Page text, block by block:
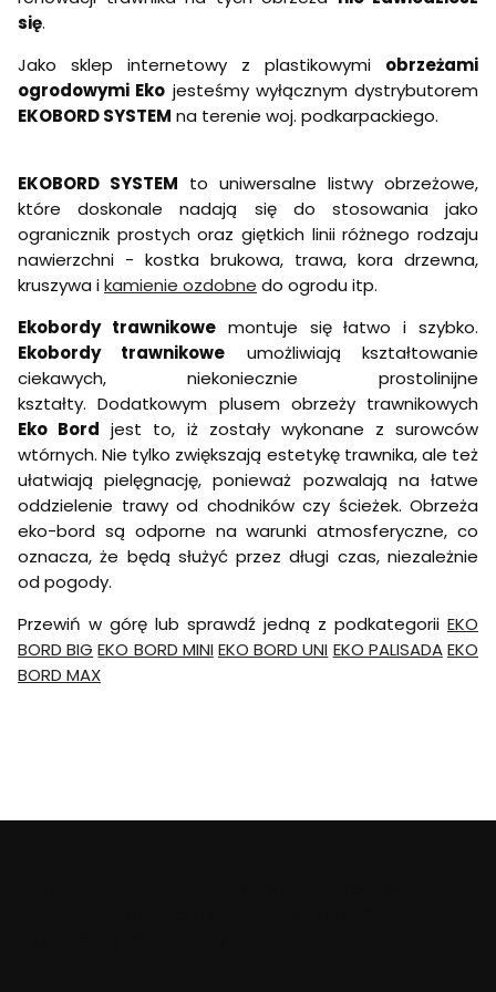
się.
Jako sklep internetowy z plastikowymi obrzeżami
ogrodowymi Eko jesteśmy wyłącznym dystrybutorem
EKOBORD SYSTEM na terenie woj. podkarpackiego.
EKOBORD SYSTEM to uniwersalne listwy obrzeżowe,
które doskonale nadają się do stosowania jako
ogranicznik prostych oraz giętkich linii różnego rodzaju
nawierzchni - kostka brukowa, trawa, kora drzewna,
kruszywa ikamienie ozdobne do ogrodu itp.
Ekobordy trawnikowemontuje się łatwo i szybko.
Ekobordy trawnikowe umożliwiają kształtowanie
ciekawych, niekoniecznie prostolinijne
kształty. Dodatkowym plusem obrzeży trawnikowych
Eko Bord jest to, iż zostały wykonane z surowców
wtórnych. Nie tylko zwiększają estetykę trawnika, ale też
ułatwiają pielęgnację, ponieważ pozwalają na łatwe
oddzielenie trawy od chodników czy ścieżek. Obrzeża
eko-bord są odporne na warunki atmosferyczne, co
oznacza, że będą służyć przez długi czas, niezależnie
od pogody.
Przewiń w górę lub sprawdź jedną z podkategorii EKO
BORD BIG EKO BORD MINI EKO BORD UNI EKO PALISADA EKO
BORD MAX